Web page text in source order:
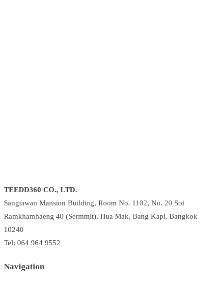
TEEDD360 CO., LTD.
Sangtawan Mansion Building, Room No. 1102, No. 20 Soi
Ramkhamhaeng 40 (Sermmit), Hua Mak, Bang Kapi, Bangkok
10240
Tel: 064 964 9552
Navigation